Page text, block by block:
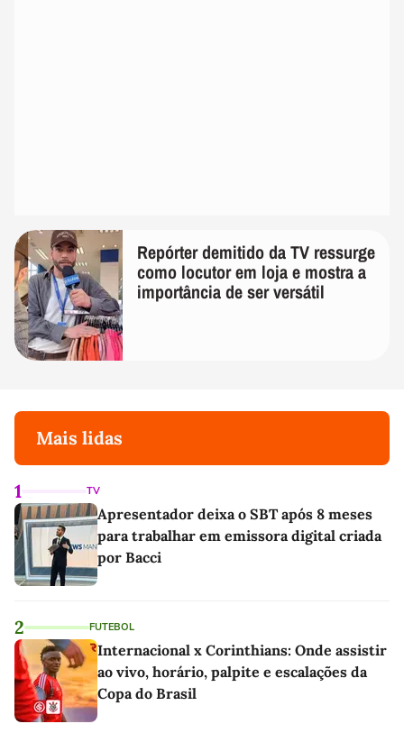
Repórter demitido da TV ressurge
como locutor em loja e mostra a
importância de ser versátil
Mais lidas
1 TV
Apresentador deixa o SBT após 8 meses
para trabalhar em emissora digital criada
por Bacci
2 FUTEBOL
Internacional x Corinthians: Onde assistir
ao vivo, horário, palpite e escalações da
Copa do Brasil